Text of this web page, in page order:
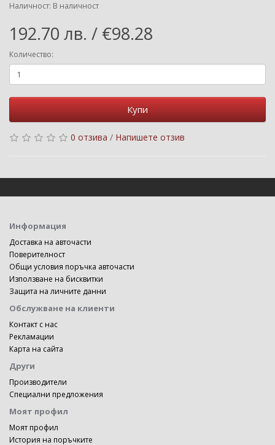
Наличност: В наличност
192.70 лв. / €98.28
Количество:
Купи
0 отзива / Напишете отзив
Информация
Доставка на авточасти
Поверителност
Общи условия поръчка авточасти
Използване на бисквитки
Защита на личните данни
Обслужване на клиенти
Контакт с нас
Рекламации
Карта на сайта
Други
Производители
Специални предложения
Моят профил
Моят профил
История на поръчките